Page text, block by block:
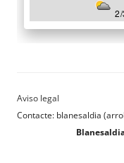
Contacte: blanesaldia